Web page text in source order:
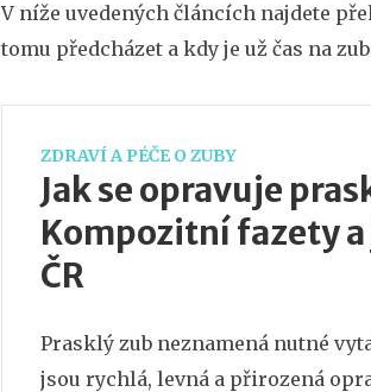
V níže uvedených článcích najdete
tomu předcházet a kdy je už čas na
ZDRAVÍ A PÉČE O ZUBY
Jak se opravuje
Kompozitní fazety
ČR
Prasklý zub neznamená nutné
jsou rychlá, levná a přirozená